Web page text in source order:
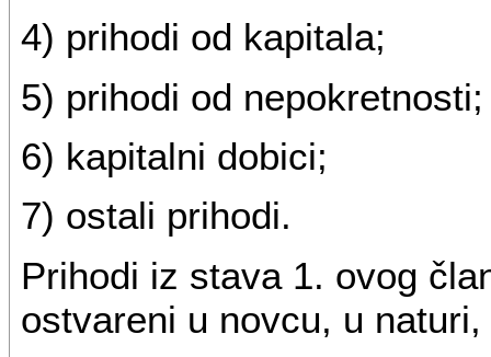
4) prihodi od kapitala;
5) prihodi od nepokretnosti;
6) kapitalni dobici;
7) ostali prihodi.
Prihodi iz stava 1. ovog
ostvareni u novcu, u